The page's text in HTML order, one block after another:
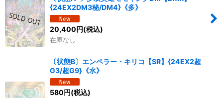
{24EX2DM3秘/DM4}《多》
20,400円(税込)
在庫なし
〔状態B〕エンペラー・キリコ【SR】{24EX2超
G3/超G9}《水》
580円(税込)